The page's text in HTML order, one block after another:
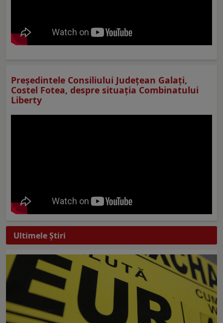
Preşedintele Consiliului Judeţean Galaţi,
Costel Fotea, despre situaţia Combinatului
Liberty
Ultimele Ştiri